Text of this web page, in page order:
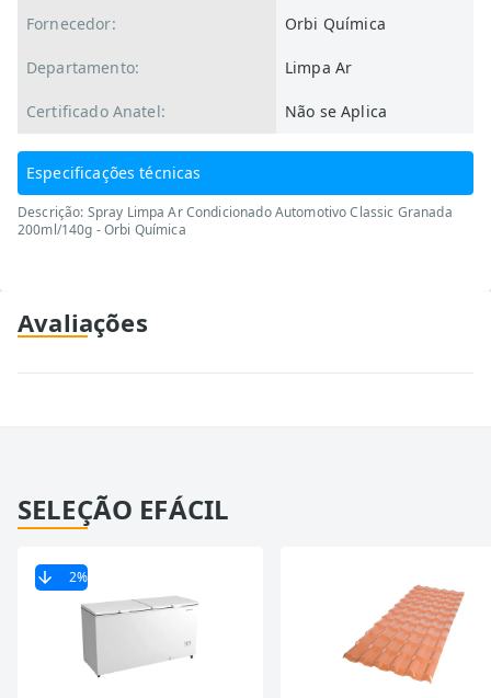
Fornecedor: Orbi Química
Departamento: Limpa Ar
Certificado Anatel: Não se Aplica
Especificações técnicas
Descrição: Spray Limpa Ar Condicionado Automotivo Classic Granada
200ml/140g - Orbi Química
Avaliações
SELEÇÃO EFÁCIL
2%